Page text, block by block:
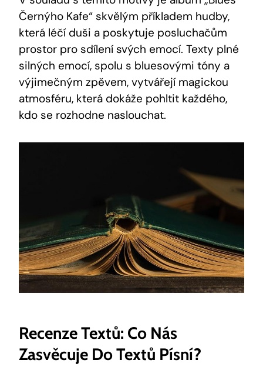
Černýho Kafe“ skvělým příkladem hudby,
která léčí duši a poskytuje posluchačům
prostor pro sdílení svých emocí. Texty plné
silných emocí, spolu s bluesovými tóny a
výjimečným zpěvem, vytvářejí magickou
atmosféru, která dokáže pohltit každého,
kdo se rozhodne naslouchat.
Recenze Textů: Co Nás
Zasvěcuje Do Textů Písní?